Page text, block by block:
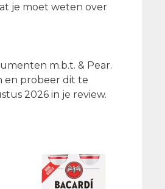
je moet weten over
m.b.t. & Pear.
en probeer dit te
2026 in je review.